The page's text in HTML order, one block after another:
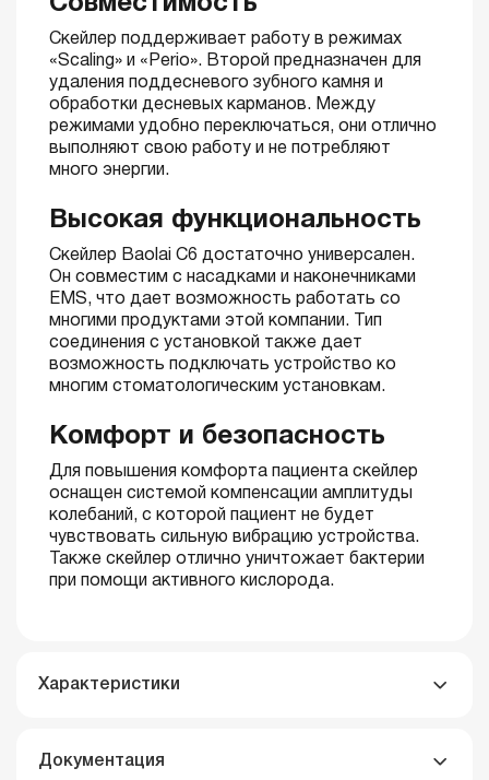
Скейлер поддерживает работу в режимах
«Scaling» и «Perio». Второй предназначен для
удаления поддесневого зубного камня и
обработки десневых карманов. Между
режимами удобно переключаться, они отлично
выполняют свою работу и не потребляют
много энергии.
Высокая функциональность
Скейлер Baolai C6 достаточно универсален.
Он совместим с насадками и наконечниками
EMS, что дает возможность работать со
многими продуктами этой компании. Тип
соединения с установкой также дает
возможность подключать устройство ко
многим стоматологическим установкам.
Комфорт и безопасность
Для повышения комфорта пациента скейлер
оснащен системой компенсации амплитуды
колебаний, с которой пациент не будет
чувствовать сильную вибрацию устройства.
Также скейлер отлично уничтожает бактерии
при помощи активного кислорода.
Характеристики
Документация